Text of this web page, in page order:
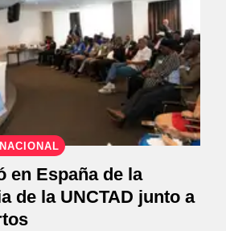
en España de la
de la UNCTAD junto a